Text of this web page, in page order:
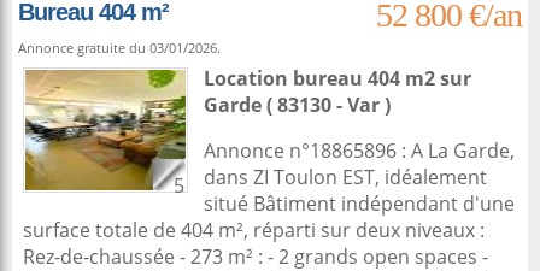
Bureau 404 m² 52 800 €/an
Annonce gratuite du 03/01/2026.
5
Location bureau 404 m2sur
Garde( 83130 - Var )
Annonce n°18865896 : A La Garde,
dans ZI Toulon EST, idéalement
situé Bâtiment indépendant d'une
surface totale de 404 m², réparti sur deux niveaux :
Rez-de-chaussée - 273 m² : - 2 grands open spaces -